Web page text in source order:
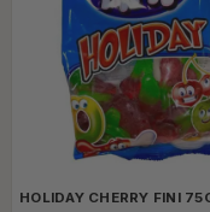
HOLIDAY CHERRY FINI